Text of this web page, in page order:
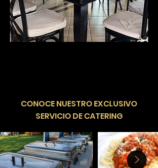
​CONOCE NUESTRO EXCLUSIVO
SERVICIO DE CATERING